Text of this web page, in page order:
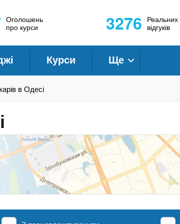
Оголошень
про курси
3276 Реальних
відгуків
Курси Ще
в Одесі